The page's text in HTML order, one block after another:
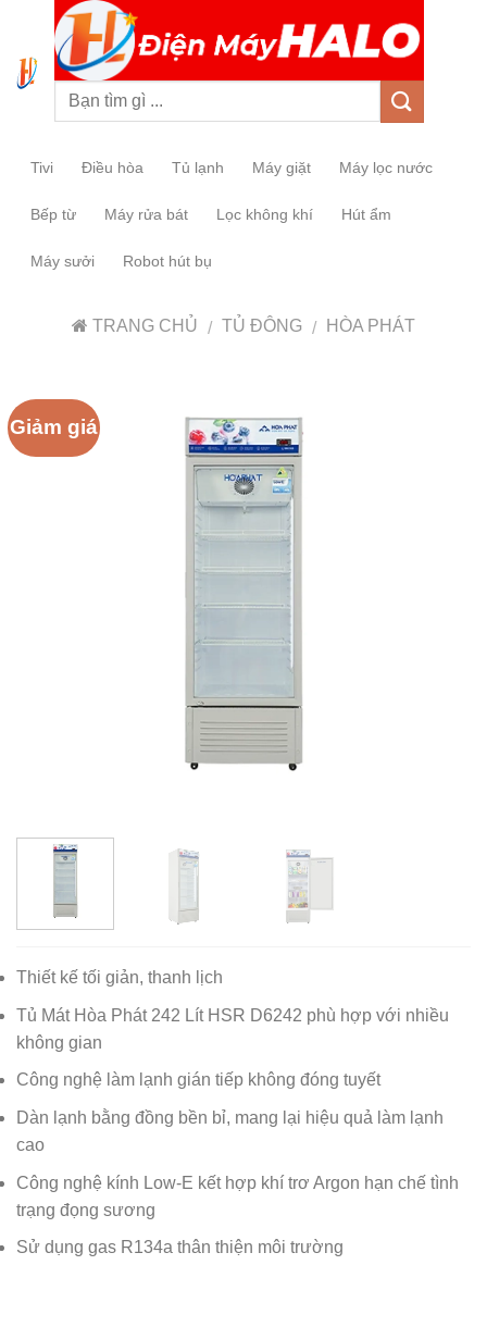
Tivi Điều hòa Tủ lạnh Máy giặt Máy lọc nước
Bếp từ Máy rửa bát Lọc không khí Hút ẩm
Máy sưởi Robot hút bụ
TRANG CHỦ / TỦ ĐÔNG / HÒA PHÁT
Giảm giá
Thiết kế tối giản, thanh lịch
Tủ Mát Hòa Phát 242 Lít HSR D6242 phù hợp với nhiều
không gian
Công nghệ làm lạnh gián tiếp không đóng tuyết
Dàn lạnh bằng đồng bền bỉ, mang lại hiệu quả làm lạnh
cao
Công nghệ kính Low-E kết hợp khí trơ Argon hạn chế tình
trạng đọng sương
Sử dụng gas R134a thân thiện môi trường